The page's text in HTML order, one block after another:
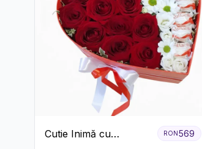
Cutie Inimă cu
RON 569